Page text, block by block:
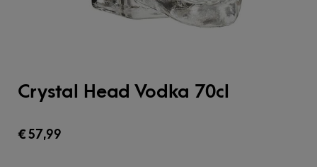
Crystal Head Vodka 70cl
€57,99